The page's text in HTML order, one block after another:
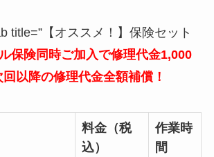
title=”【オススメ！】保険セット
保険同時ご加入で修理代金1,000
以降の修理代金全額補償！
料金（税
込）
作業時
間